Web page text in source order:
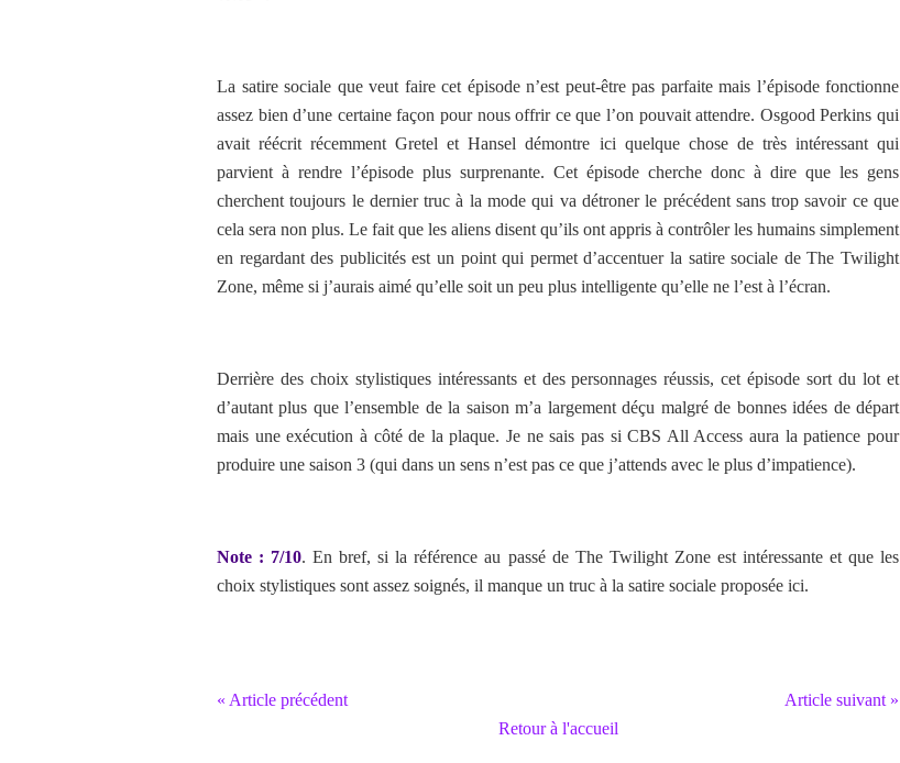
La satire sociale que veut faire cet épisode n’est peut-être pas parfaite mais l’épisode fonctionne
assez bien d’une certaine façon pour nous offrir ce que l’on pouvait attendre. Osgood Perkins qui
avait réécrit récemment Gretel et Hansel démontre ici quelque chose de très intéressant qui
parvient à rendre l’épisode plus surprenante. Cet épisode cherche donc à dire que les gens
cherchent toujours le dernier truc à la mode qui va détroner le précédent sans trop savoir ce que
cela sera non plus. Le fait que les aliens disent qu’ils ont appris à contrôler les humains simplement
en regardant des publicités est un point qui permet d’accentuer la satire sociale de The Twilight
Zone, même si j’aurais aimé qu’elle soit un peu plus intelligente qu’elle ne l’est à l’écran.
Derrière des choix stylistiques intéressants et des personnages réussis, cet épisode sort du lot et
d’autant plus que l’ensemble de la saison m’a largement déçu malgré de bonnes idées de départ
mais une exécution à côté de la plaque. Je ne sais pas si CBS All Access aura la patience pour
produire une saison 3 (qui dans un sens n’est pas ce que j’attends avec le plus d’impatience).
Note : 7/10. En bref, si la référence au passé de The Twilight Zone est intéressante et que les
choix stylistiques sont assez soignés, il manque un truc à la satire sociale proposée ici.
« Article précédent
Article suivant »
Retour à l'accueil